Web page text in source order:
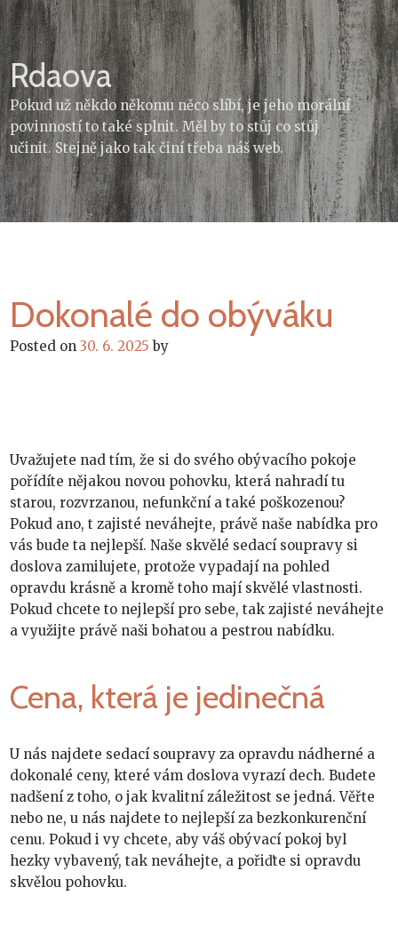
Skip
to
content
Rdaova
Pokud už někdo někomu něco slíbí, je jeho morální
povinností to také splnit. Měl by to stůj co stůj
učinit. Stejně jako tak činí třeba náš web.
Dokonalé do obýváku
Posted on30. 6. 2025 by
Uvažujete nad tím, že si do svého obývacího pokoje
pořídíte nějakou novou pohovku, která nahradí tu
starou, rozvrzanou, nefunkční a také poškozenou?
Pokud ano, t zajisté neváhejte, právě naše nabídka pro
vás bude ta nejlepší. Naše skvělé sedací soupravy si
doslova zamilujete, protože vypadají na pohled
opravdu krásně a kromě toho mají skvělé vlastnosti.
Pokud chcete to nejlepší pro sebe, tak zajisté neváhejte
a využijte právě naši bohatou a pestrou nabídku.
Cena, která je jedinečná
U nás najdete sedací soupravy za opravdu nádherné a
dokonalé ceny, které vám doslova vyrazí dech. Budete
nadšení z toho, o jak kvalitní záležitost se jedná. Věřte
nebo ne, u nás najdete to nejlepší za bezkonkurenční
cenu. Pokud i vy chcete, aby váš obývací pokoj byl
hezky vybavený, tak neváhejte, a pořiďte si opravdu
skvělou pohovku.